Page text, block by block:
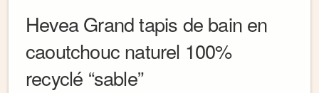
Hevea Grand tapis de bain en
caoutchouc naturel 100%
recyclé “sable”